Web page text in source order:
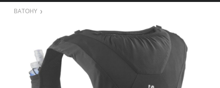
BATOHY